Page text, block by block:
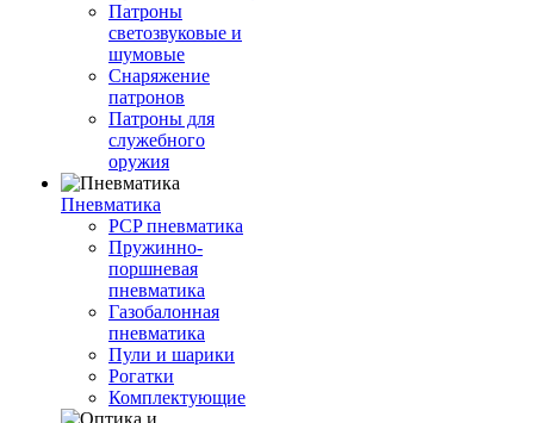
Патроны
светозвуковые и
шумовые
Снаряжение
патронов
Патроны для
служебного
оружия
Пневматика
PCP пневматика
Пружинно-
поршневая
пневматика
Газобалонная
пневматика
Пули и шарики
Рогатки
Комплектующие